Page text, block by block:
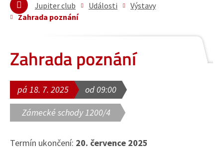
Jupiter club Události
Výstavy
Zahrada poznání
Zahrada poznání
pá 18. 7. 2025
od 09:00
Zámecké schody 1200/4
Termín ukončení: 20. července 2025